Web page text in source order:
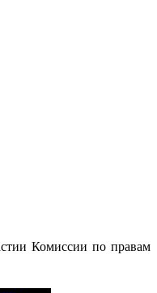
Комиссии по правам